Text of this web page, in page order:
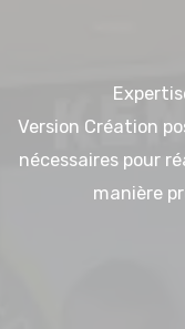
Version Création
nécessaires pour
manière